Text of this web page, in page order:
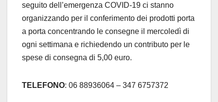
seguito dell’emergenza COVID-19 ci stanno
organizzando per il conferimento dei prodotti porta
a porta concentrando le consegne il mercoledì di
ogni settimana e richiedendo un contributo per le
spese di consegna di 5,00 euro.
TELEFONO: 06 88936064 – 347 6757372